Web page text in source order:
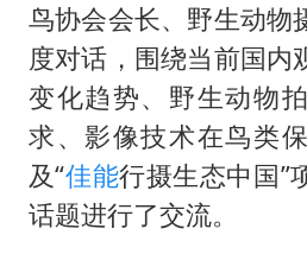
鸟协会会长、野生动物
度对话，围绕当前国内
变化趋势、野生动物
求、影像技术在鸟类
及“佳能行摄生态中国”
话题进行了交流。